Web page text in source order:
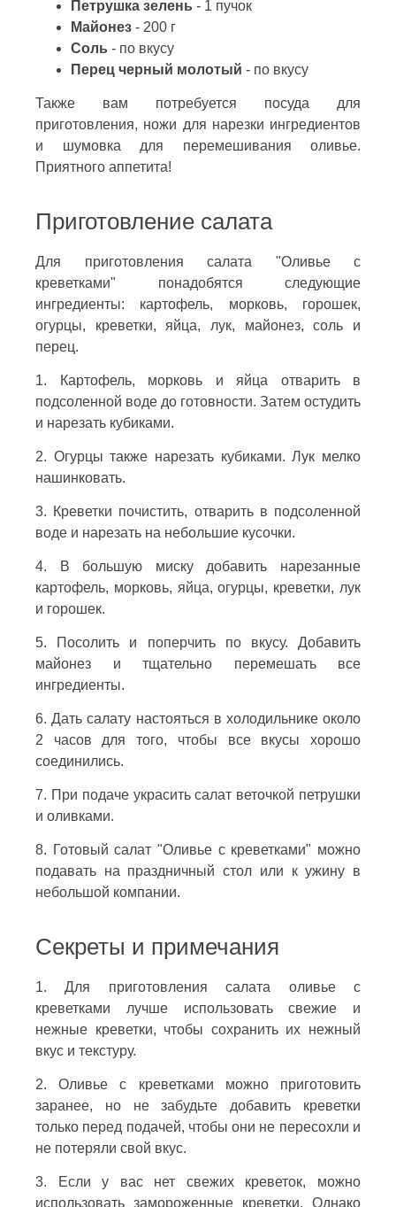
Петрушка зелень - 1 пучок
Майонез - 200 г
Соль - по вкусу
Перец черный молотый - по вкусу
Также вам потребуется посуда для
приготовления, ножи для нарезки ингредиентов
и шумовка для перемешивания оливье.
Приятного аппетита!
Приготовление салата
Для приготовления салата "Оливье с
креветками" понадобятся следующие
ингредиенты: картофель, морковь, горошек,
огурцы, креветки, яйца, лук, майонез, соль и
перец.
1. Картофель, морковь и яйца отварить в
подсоленной воде до готовности. Затем остудить
и нарезать кубиками.
2. Огурцы также нарезать кубиками. Лук мелко
нашинковать.
3. Креветки почистить, отварить в подсоленной
воде и нарезать на небольшие кусочки.
4. В большую миску добавить нарезанные
картофель, морковь, яйца, огурцы, креветки, лук
и горошек.
5. Посолить и поперчить по вкусу. Добавить
майонез и тщательно перемешать все
ингредиенты.
6. Дать салату настояться в холодильнике около
2 часов для того, чтобы все вкусы хорошо
соединились.
7. При подаче украсить салат веточкой петрушки
и оливками.
8. Готовый салат "Оливье с креветками" можно
подавать на праздничный стол или к ужину в
небольшой компании.
Секреты и примечания
1. Для приготовления салата оливье с
креветками лучше использовать свежие и
нежные креветки, чтобы сохранить их нежный
вкус и текстуру.
2. Оливье с креветками можно приготовить
заранее, но не забудьте добавить креветки
только перед подачей, чтобы они не пересохли и
не потеряли свой вкус.
3. Если у вас нет свежих креветок, можно
использовать замороженные креветки. Однако